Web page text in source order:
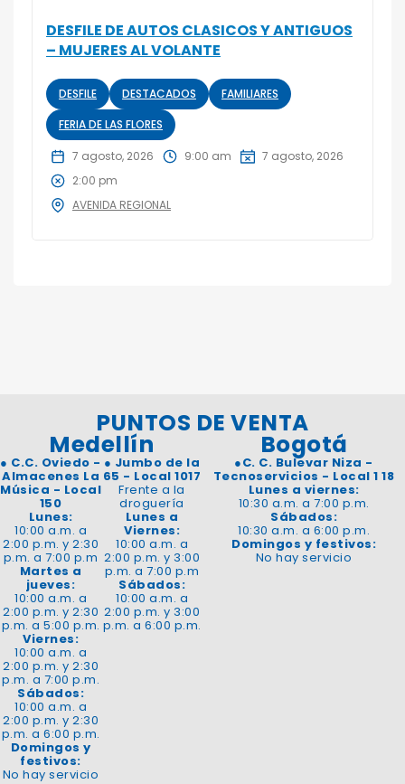
DESFILE DE AUTOS CLASICOS Y ANTIGUOS
– MUJERES AL VOLANTE
DESFILE DESTACADOS
FAMILIARES
FERIA DE LAS FLORES
7 agosto, 2026 9:00 am
7 agosto, 2026
2:00 pm
AVENIDA REGIONAL
PUNTOS DE VENTA
Medellín
● C.C. Oviedo -
Almacenes La
Música - Local
150
Lunes:
10:00 a.m. a
2:00 p.m. y 2:30
p.m. a 7:00 p.m
Martes a
jueves:
10:00 a.m. a
2:00 p.m. y 2:30
p.m. a 5:00 p.m.
Viernes:
10:00 a.m. a
2:00 p.m. y 2:30
p.m. a 7:00 p.m.
Sábados:
10:00 a.m. a
2:00 p.m. y 2:30
p.m. a 6:00 p.m.
Domingos y
festivos:
No hay servicio
● Jumbo de la
65 - Local 1017
Frente a la
droguería
Lunes a
Viernes:
10:00 a.m. a
2:00 p.m. y 3:00
p.m. a 7:00 p.m
Sábados:
10:00 a.m. a
2:00 p.m. y 3:00
p.m. a 6:00 p.m.
Bogotá
●C. C. Bulevar Niza -
Tecnoservicios - Local 1 18
Lunes a viernes:
10:30 a.m. a 7:00 p.m.
Sábados:
10:30 a.m. a 6:00 p.m.
Domingos y festivos:
No hay servicio